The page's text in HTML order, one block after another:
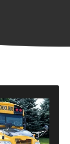
demande
chauffeurs
le transport
sécurité.